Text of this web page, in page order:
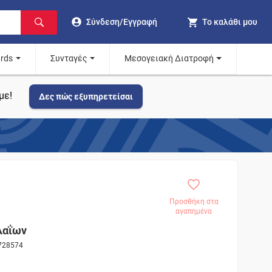
Σύνδεση/Εγγραφή Το καλάθι μου
Συνταγές Μεσογειακή Διατροφή
Δες πώς εξυπηρετείσαι
Προσθήκη στα
αγαπημένα